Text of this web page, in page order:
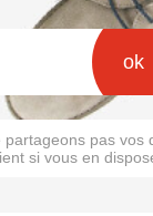
ok
pas vos
si vous en